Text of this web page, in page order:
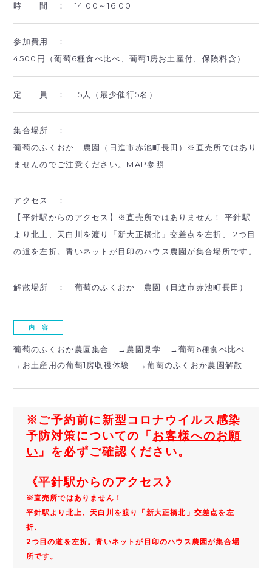
時 間 ： 14:00～16:00
参加費用 ：
4500円（葡萄6種食べ比べ、葡萄1房お土産付、保険料含）
定 員 ： 15人（最少催行5名）
集合場所 ：
葡萄のふくおか 農園（日進市赤池町長田）※直売所ではあり
ませんのでご注意ください。MAP参照
アクセス ：
【平針駅からのアクセス】※直売所ではありません！ 平針駅
より北上、天白川を渡り「新大正橋北」交差点を左折、 2つ目
の道を左折。青いネットが目印のハウス農園が集合場所です。
解散場所 ： 葡萄のふくおか 農園（日進市赤池町長田）
内 容
葡萄のふくおか農園集合 →農園見学 →葡萄6種食べ比べ
→お土産用の葡萄1房収穫体験 →葡萄のふくおか農園解散
※ご予約前に新型コロナウイルス感染
予防対策についての「お客様へのお願
い 」を必ずご確認ください。
《平針駅からのアクセス》
※直売所ではありません！
平針駅より北上、天白川を渡り「新大正橋北」交差点を左
折、
2つ目の道を左折。青いネットが目印のハウス農園が集合場
所です。